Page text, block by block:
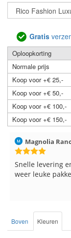
Gratis
Oploopkorting
Normale prijs
Koop voor +€ 25,-
Koop voor +€ 50,-
Koop voor +€ 100,-
Koop voor +€ 150,-
Magnolia
Snelle levering
weer leuke
Boven Kleuren